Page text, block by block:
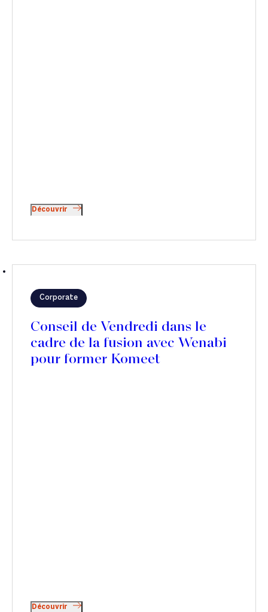
Découvrir
Corporate
Conseil de Vendredi dans le
cadre de la fusion avec Wenabi
pour former Komeet
Découvrir